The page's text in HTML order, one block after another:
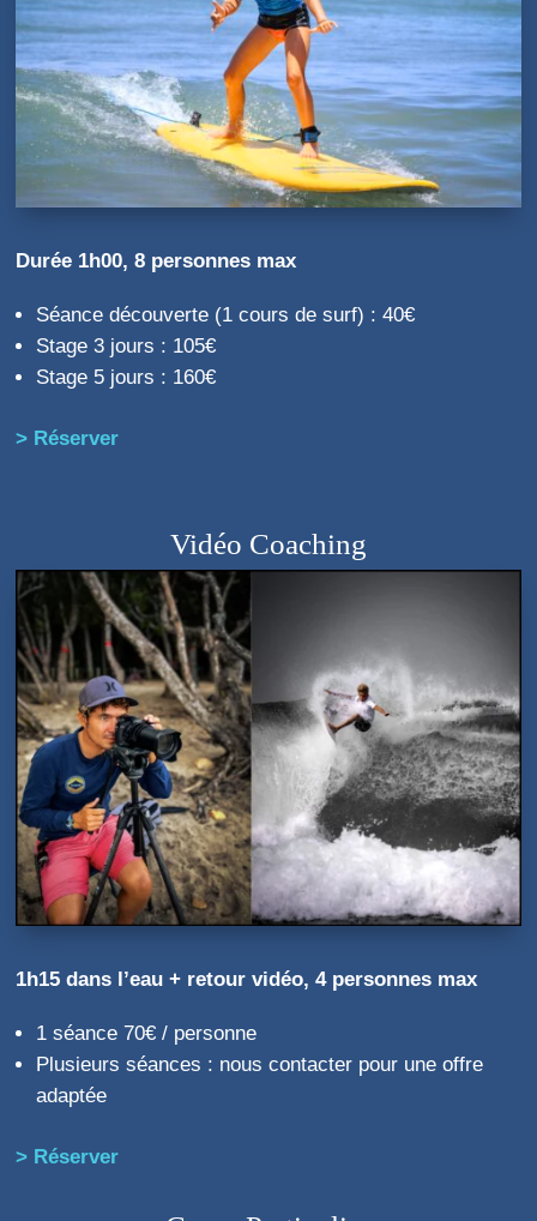
Durée 1h00, 8 personnes max
Séance découverte (1 cours de surf) : 40€
Stage 3 jours : 105€
Stage 5 jours : 160€
> Réserver
Vidéo Coaching
1h15 dans l’eau + retour vidéo, 4 personnes max
1 séance 70€ / personne
Plusieurs séances : nous contacter pour une offre
adaptée
> Réserver